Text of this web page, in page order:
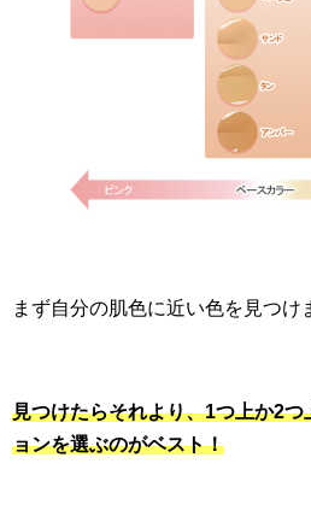
まず自分の肌色に近い色を見つけ
見つけたらそれより、1つ上か2
ョンを選ぶのがベスト！